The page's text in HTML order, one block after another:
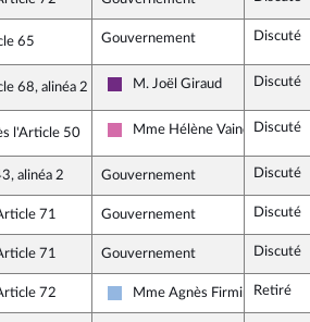
amendement de l'amendement n°II-
65 Gouvernement Discuté
amendement de l'amendement n°II-
68, alinéa 2 La République en Marche
M. Joël Giraud Discuté
amendement de l'amendement n°II-
l'Article 50 Socialistes et apparentés
Mme Hélène Vainqueur-
Discuté
alinéa 2 Gouvernement Discuté
71 Gouvernement Discuté
71 Gouvernement Discuté
72
UDI, Agir et Indépendants
Mme Agnès Firmin Le Bodo
Retiré